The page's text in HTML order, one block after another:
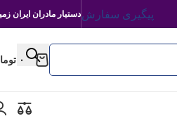
پیگیری سفارشدستیار مادران ایران
۰